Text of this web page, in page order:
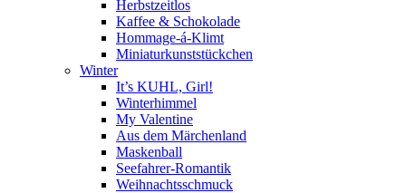
Herbstzeitlos
Kaffee & Schokolade
Hommage-á-Klimt
Miniaturkunststückchen
Winter
It’s KUHL, Girl!
Winterhimmel
My Valentine
Aus dem Märchenland
Maskenball
Seefahrer-Romantik
Weihnachtsschmuck